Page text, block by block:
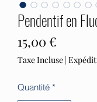
Pendentif en
15,00 €
Taxe Incluse |
Quantité *